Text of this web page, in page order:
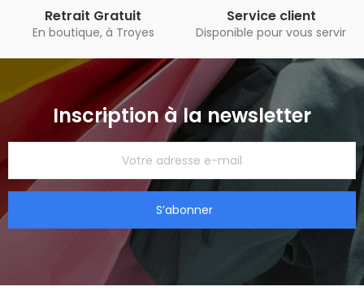
Retrait Gratuit
En boutique, à Troyes
Service client
Disponible pour vous servir
Inscription à la newsletter
S’abonner